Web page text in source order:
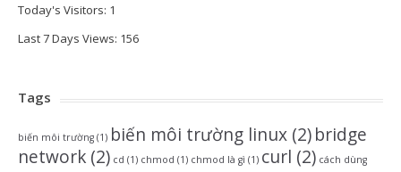
Today's Visitors: 1
Last 7 Days Views: 156
Tags
biến môi trường (1) biến môi trường linux (2)bridge
network (2) cd (1) chmod (1) chmod là gì (1) curl (2) cách dùng